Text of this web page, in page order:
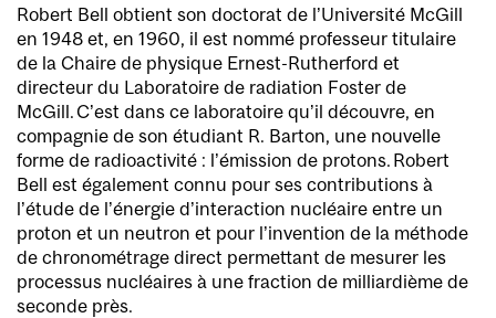
Robert Bell obtient son doctorat de l’Université McGill
en 1948 et, en 1960, il est nommé professeur titulaire
de la Chaire de physique Ernest-Rutherford et
directeur du Laboratoire de radiation Foster de
McGill. C’est dans ce laboratoire qu’il découvre, en
compagnie de son étudiant R. Barton, une nouvelle
forme de radioactivité : l’émission de protons. Robert
Bell est également connu pour ses contributions à
l’étude de l’énergie d’interaction nucléaire entre un
proton et un neutron et pour l’invention de la méthode
de chronométrage direct permettant de mesurer les
processus nucléaires à une fraction de milliardième de
seconde près.